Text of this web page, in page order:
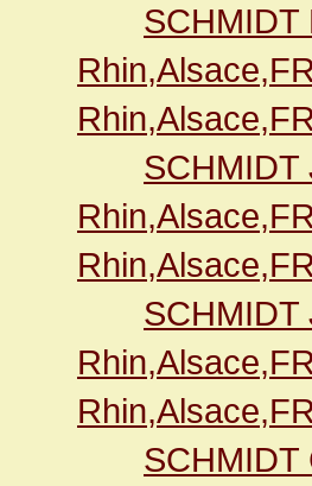
SCHMIDT
SCHMIDT
SCHMIDT
SCHMIDT